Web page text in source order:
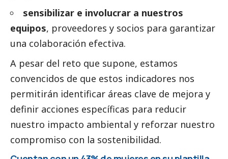
sensibilizar e involucrar a nuestros
equipos, proveedores y socios para garantizar
una colaboración efectiva.
A pesar del reto que supone, estamos
convencidos de que estos indicadores nos
permitirán identificar áreas clave de mejora y
definir acciones específicas para reducir
nuestro impacto ambiental y reforzar nuestro
compromiso con la sostenibilidad.